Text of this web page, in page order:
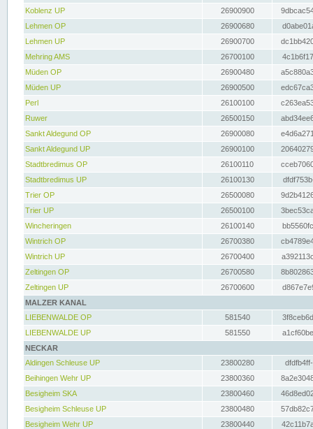
Koblenz UP
26900900
Lehmen OP
26900680
Lehmen UP
26900700
Mehring AMS
26700100
Müden OP
26900480
Müden UP
26900500
Perl
26100100
Ruwer
26500150
Sankt Aldegund OP
26900080
Sankt Aldegund UP
26900100
Stadtbredimus OP
26100110
Stadtbredimus UP
26100130
Trier OP
26500080
Trier UP
26500100
Wincheringen
26100140
Wintrich OP
26700380
Wintrich UP
26700400
Zeltingen OP
26700580
Zeltingen UP
26700600
MALZER KANAL
LIEBENWALDE OP
581540
LIEBENWALDE UP
581550
NECKAR
Aldingen Schleuse UP
23800280
Beihingen Wehr UP
23800360
Besigheim SKA
23800460
Besigheim Schleuse UP
23800480
Besigheim Wehr UP
23800440